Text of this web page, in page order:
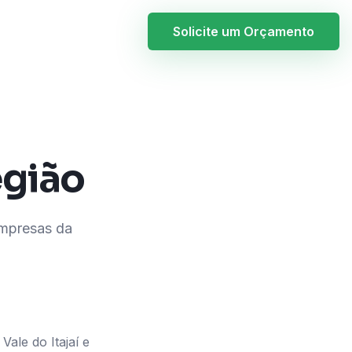
Solicite um Orçamento
da
do Itajaí e